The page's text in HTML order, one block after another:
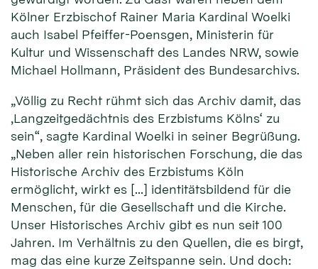
Kölner Erzbischof Rainer Maria Kardinal Woelki
auch Isabel Pfeiffer-Poensgen, Ministerin für
Kultur und Wissenschaft des Landes NRW, sowie
Michael Hollmann, Präsident des Bundesarchivs.
„Völlig zu Recht rühmt sich das Archiv damit, das
‚Langzeitgedächtnis des Erzbistums Kölns‘ zu
sein“, sagte Kardinal Woelki in seiner Begrüßung.
„Neben aller rein historischen Forschung, die das
Historische Archiv des Erzbistums Köln
ermöglicht, wirkt es […] identitätsbildend für die
Menschen, für die Gesellschaft und die Kirche.
Unser Historisches Archiv gibt es nun seit 100
Jahren. Im Verhältnis zu den Quellen, die es birgt,
mag das eine kurze Zeitspanne sein. Und doch: